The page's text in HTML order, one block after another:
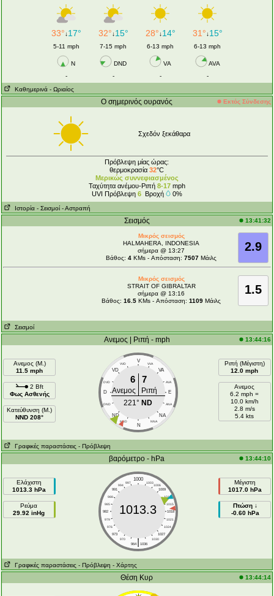
33°↓17° 32°↓15° 28°↓14° 31°↓15°
5-11 mph 7-15 mph 6-13 mph 6-13 mph
N DND VA
AVA
-
- -
-
Καθημερινά - Ωριαίος
Ο σημερινός ουρανός Εκτός Σύνδεσης
Σχεδόν ξεκάθαρα
Πρόβλεψη μίας ώρας:
θερμοκρασία32°C
Μερικώς συννεφιασμένος
Ταχύτητα ανέμου-Ριπή 8-17mph
UVI Πρόβλεψη 6Βροχή 0%
Ιστορία - Σεισμοί - Αστραπή
Σεισμός 13:41:32
2.9
Μικρός σεισμός
HALMAHERA, INDONESIA
σήμερα @ 13:27
Βάθος:4 KMs - Απόσταση:7507 Μάιλς
1.5
Μικρός σεισμός
STRAIT OF GIBRALTAR
σήμερα @ 13:16
Βάθος:16.5 KMs - Απόσταση:1109 Μάιλς
Σεισμοί
Ανεμος | Ριπή - mph 13:44:16
Ανεμος (Μ.)
11.5 mph
2 Bft
Φως Ασθενής
Κατεύθυνση (Μ.)
NND 208°
V
VVD VVA
VD VA
DVD AVA
D E
DND ANA
ND NA
NND NNA
N
6 7
Ανεμος
Ριπή
221° ND
Ριπή (Μέγιστη)
12.0 mph
Ανεμος
6.2 mph =
10.0 km/h
2.8 m/s
5.4 kts
Γραφικές παραστάσεις - Πρόβλεψη
βαρόμετρο - hPa 13:44:10
Ελάχιστη
1013.3 hPa
Ρεύμα
29.92 inHg
1000
997 1003
994
1006
991
1009
988
1012
985
1015
982
1018
979
1021
976
1024
973
1027
970
1030
|
964 1036
1013.3
Μέγιστη
1017.0 hPa
Πτώση ↓
-0.60 hPa
Γραφικές παραστάσεις - Πρόβλεψη - Χάρτης
Θέση Κυρ 13:44:14